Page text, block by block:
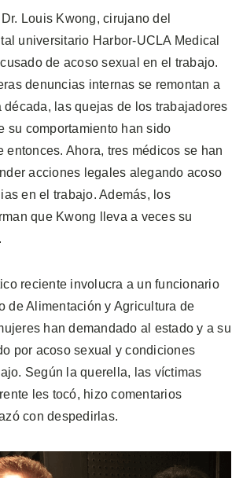
Louis Kwong, cirujano del
universitario Harbor-UCLA Medical
de acoso sexual en el trabajo.
denuncias internas se remontan a
década, las quejas de los trabajadores
su comportamiento han sido
entonces. Ahora, tres médicos se han
acciones legales alegando acoso
en el trabajo. Además, los
que Kwong lleva a veces su
reciente involucra a un funcionario
de Alimentación y Agricultura de
han demandado al estado y a su
por acoso sexual y condiciones
Según la querella, las víctimas
les tocó, hizo comentarios
con despedirlas.